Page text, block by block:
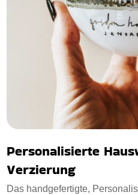
Personalisierte
Verzierung
Das handgefertigte,